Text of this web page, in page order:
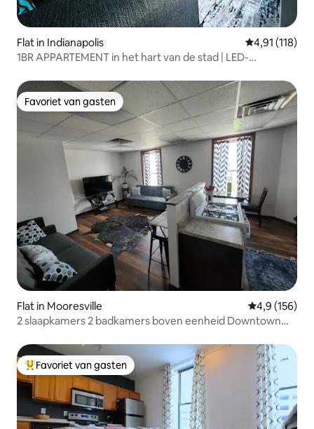
Flat in Indianapolis Gemiddelde
4,91 (118)
1BR APPARTEMENT in het hart van de stad | LED-
Favoriet van gasten
Favoriet van gasten
Flat in Mooresville Gemiddelde
4,9 (156)
2 slaapkamers 2 badkamers boven eenheid Downtown
Topfavoriet van gasten
Favoriet van gasten